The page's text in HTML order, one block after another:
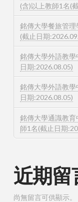
(含)以上教師1名(
銘傳大學餐旅管
(截止日期
銘傳大學外語教學
日期:2026.08.05)
銘傳大學外語教學
日期:2026.08.05)
銘傳大學通識教
師1名(截止日期
近期留
尚無留言可供顯示。